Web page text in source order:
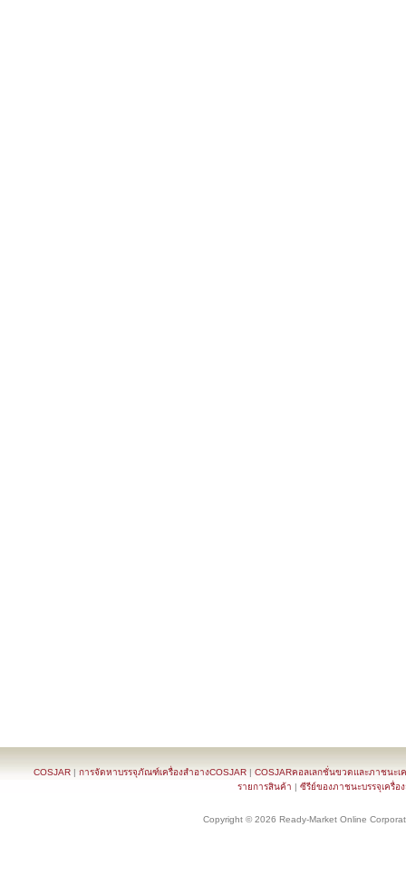
COSJAR | การจัดหาบรรจุภัณฑ์เครื่องสำอางCOSJAR | COSJARคอลเลกชั่นขวดและภาชนะเ
รายการสินค้า | ซีรีย์ของภาชนะบรรจุเครื่อ
Copyright © 2026 Ready-Market Online